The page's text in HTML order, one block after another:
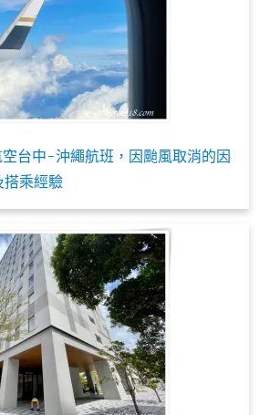
台中-沖繩航班，因颱風取消的因
搭乘經驗